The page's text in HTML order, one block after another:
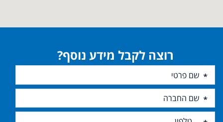
רוצה לקבל מידע נוסף?